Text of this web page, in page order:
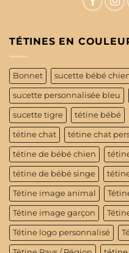
TÉTINES EN
Bonnet sucette bébé
sucette personnalisée bleu
sucette tigre tétine bébé
tétine chat tétine chat
tétine de bébé chien
tétine de bébé singe
Tétine image animal
Tétine image garçon
Tétine logo personnalisé